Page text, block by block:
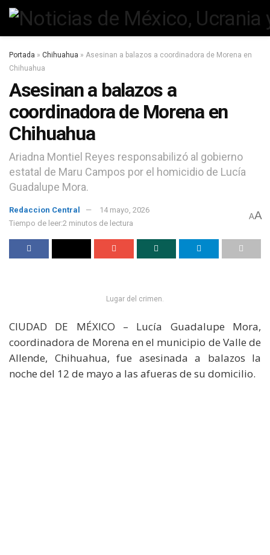
Portada » Chihuahua » Asesinan a balazos a coordinadora de Morena en
Chihuahua
Asesinan a balazos a
coordinadora de Morena en
Chihuahua
Ariadna Montiel Reyes responsabilizó al gobierno
estatal de Maru Campos por el homicidio de Lucía
Guadalupe Mora.
Redaccion Central
14 mayo, 2026
Tiempo de leer:2 minutos de lectura
AA
Lugar del crimen.
CIUDAD DE MÉXICO – Lucía Guadalupe Mora,
coordinadora de Morena en el municipio de Valle de
Allende, Chihuahua, fue asesinada a balazos la
noche del 12 de mayo a las afueras de su domicilio.